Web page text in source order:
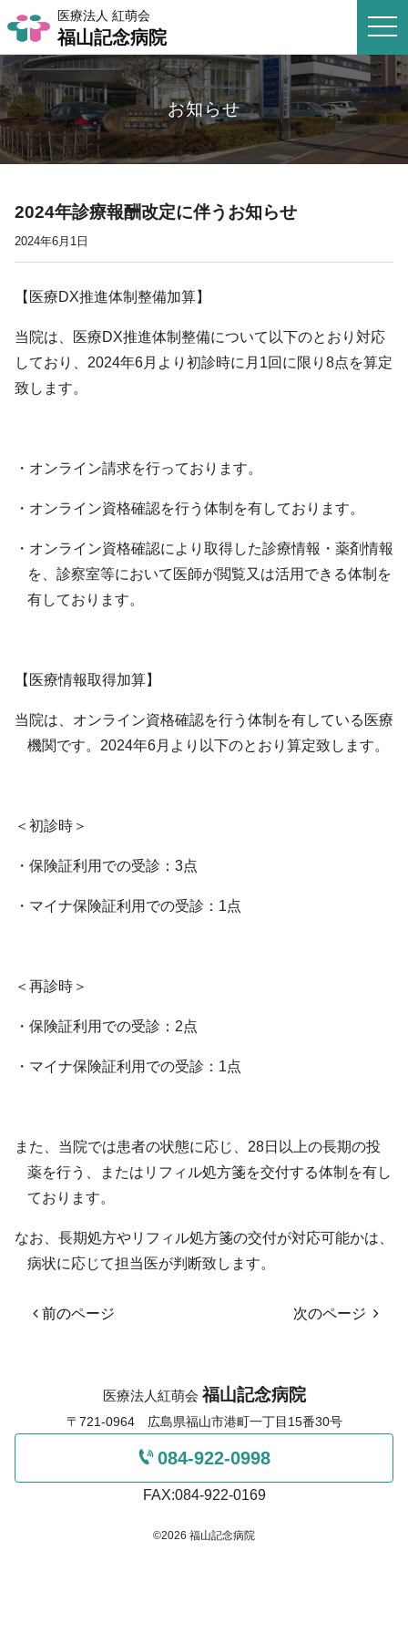
医療法人 紅萌会
福山記念病院
お知らせ
2024年診療報酬改定に伴うお知らせ
2024年6月1日
【医療DX推進体制整備加算】
当院は、医療DX推進体制整備について以下のとおり対応
しており、 2024年6月より初診時に月 1回に限り 8点を算定
致します。
・オンライン請求を行っております。
・オンライン資格確認を行う体制を有しております。
・オンライン資格確認により取得した診療情報・薬剤情報
を、診察室等において医師が閲覧又は活用できる体制を
有しております。
【医療情報取得加算】
当院は、オンライン資格確認を行う体制を有している医療
機関です。 2024年6月より以下のとおり算定致します。
＜初診時＞
・保険証利用での受診： 3点
・マイナ保険証利用での受診： 1点
＜再診時＞
・保険証利用での受診： 2点
・マイナ保険証利用での受診： 1点
また、当院では患者の状態に応じ、28日以上の長期の投
薬を行う、またはリフィル処方箋を交付する体制を有し
ております。
なお、長期処方やリフィル処方箋の交付が対応可能かは、
病状に応じて担当医が判断致します。
前のページ 次のページ
医療法人紅萌会福山記念病院
〒721-0964 広島県福山市港町一丁目15番30号
084-922-0998
FAX:084-922-0169
©2026 福山記念病院